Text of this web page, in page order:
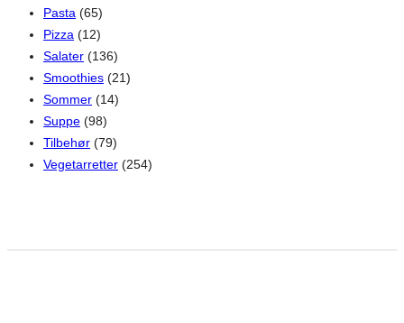
Pasta (65)
Pizza (12)
Salater (136)
Smoothies (21)
Sommer (14)
Suppe (98)
Tilbehør (79)
Vegetarretter (254)